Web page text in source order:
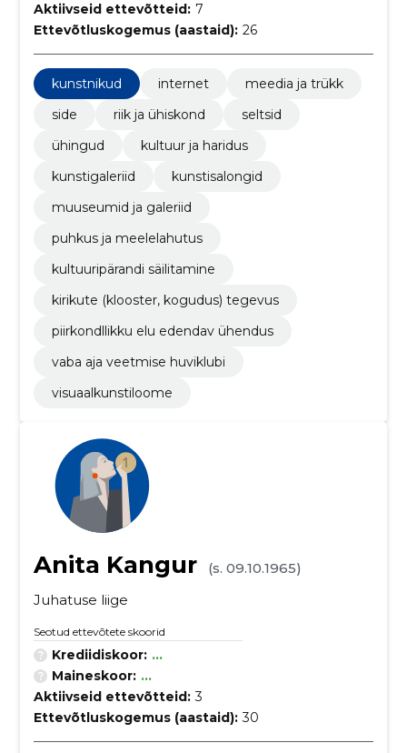
Aktiivseid ettevõtteid: 7
Ettevõtluskogemus (aastaid): 26
kunstnikud internet
meedia ja trükk
side
riik ja ühiskond
seltsid
ühingud
kultuur ja haridus
kunstigaleriid
kunstisalongid
muuseumid ja galeriid
puhkus ja meelelahutus
kultuuripärandi säilitamine
kirikute (klooster, kogudus) tegevus
piirkondllikku elu edendav ühendus
vaba aja veetmise huviklubi
visuaalkunstiloome
Anita Kangur
(s. 09.10.1965)
Juhatuse liige
Seotud ettevõtete skoorid
Krediidiskoor: ...
Maineskoor: ...
Aktiivseid ettevõtteid: 3
Ettevõtluskogemus (aastaid): 30